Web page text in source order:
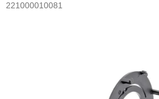
221000010081